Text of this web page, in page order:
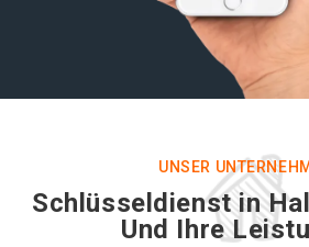
UNSER
Schlüsseldienst in
Und Ihre